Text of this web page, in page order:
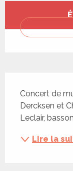
Concert de
Dercksen et
Leclair,
Lire la